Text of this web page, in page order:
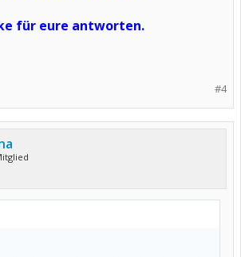
für eure antworten.
#4